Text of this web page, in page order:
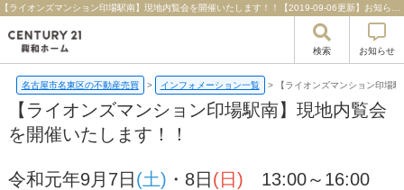
検索 お知らせ
名古屋市名東区の不動産売買 > インフォメーション一覧 > 【ライオンズマンション印場
【ライオンズマンション印場駅南】現地内覧会
を開催いたします！！
令和元年9月7日 (土) ・8日 (日) 13:00～16:00